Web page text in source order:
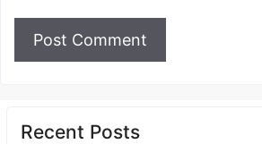
Recent Posts